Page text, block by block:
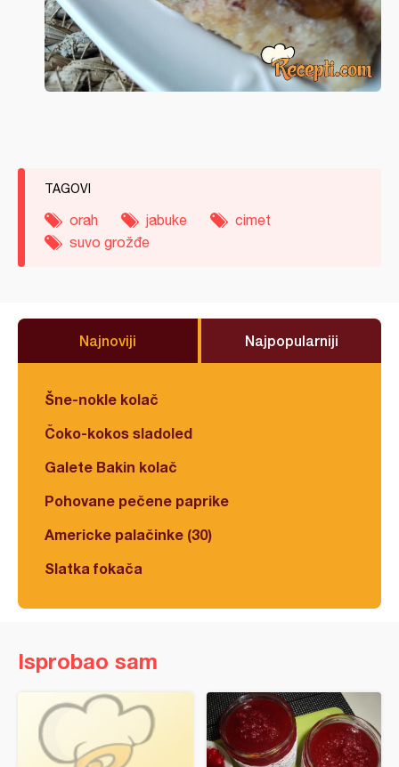
TAGOVI
orah jabuke
cimet
suvo grožđe
Najnoviji Najpopularniji
Šne-nokle kolač
Čoko-kokos sladoled
Galete Bakin kolač
Pohovane pečene paprike
Americke palačinke (30)
Slatka fokača
Isprobao sam